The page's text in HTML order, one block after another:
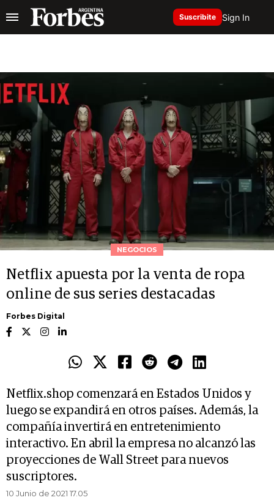
Suscribite Sign In
NEGOCIOS
Netflix apuesta por la venta de ropa
online de sus series destacadas
Forbes Digital
Netflix.shop comenzará en Estados Unidos y
luego se expandirá en otros países. Además, la
compañía invertirá en entretenimiento
interactivo. En abril la empresa no alcanzó las
proyecciones de Wall Street para nuevos
suscriptores.
10 Junio de 2021 17.05